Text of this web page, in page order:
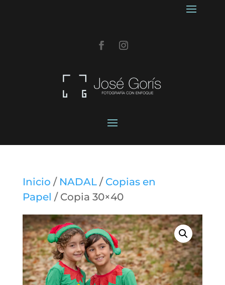
Inicio / NADAL/ Copias en
Papel / Copia 30×40